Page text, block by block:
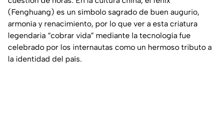
(Fenghuang) es un símbolo sagrado de buen augurio,
armonía y renacimiento, por lo que ver a esta criatura
legendaria “cobrar vida” mediante la tecnología fue
celebrado por los internautas como un hermoso tributo a
la identidad del país.